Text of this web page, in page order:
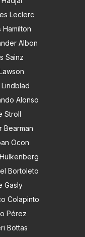
overal even g
Leclerc
Hamilton
Albon
Sainz
Alonso
Stroll
Bearman
Ocon
Bortoleto
Gasly
Colapinto
Pérez
Bottas